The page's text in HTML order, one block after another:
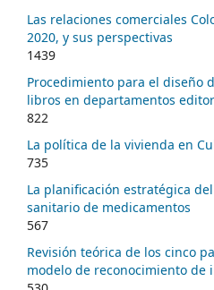
Las relaciones comerciales
2020, y sus perspectivas
1439
Procedimiento para el diseño
libros en departamentos
822
La política de la vivienda en
735
La planificación estratégica
sanitario de medicamentos
567
Revisión teórica de los cinco
modelo de reconocimiento de